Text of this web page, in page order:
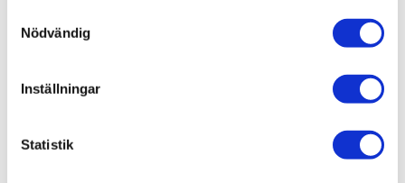
Nödvändig
Inställningar
Statistik
Duschbyggarna Duschdörr Halv